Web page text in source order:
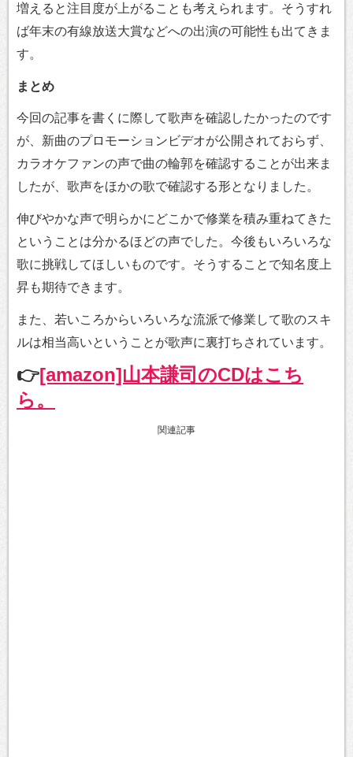
増えると注目度が上がることも考えられます。そうすれ
ば年末の有線放送大賞などへの出演の可能性も出てきま
す。
まとめ
今回の記事を書くに際して歌声を確認したかったのです
が、新曲のプロモーションビデオが公開されておらず、
カラオケファンの声で曲の輪郭を確認することが出来ま
したが、歌声をほかの歌で確認する形となりました。
伸びやかな声で明らかにどこかで修業を積み重ねてきた
ということは分かるほどの声でした。今後もいろいろな
歌に挑戦してほしいものです。そうすることで知名度上
昇も期待できます。
また、若いころからいろいろな流派で修業して歌のスキ
ルは相当高いということが歌声に裏打ちされています。
👉[amazon]山本謙司のCDはこち
ら。
関連記事